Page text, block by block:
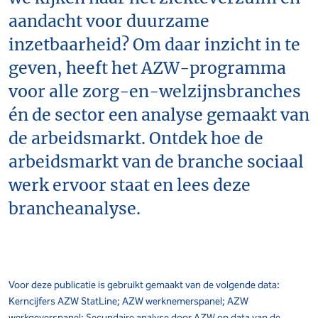
aandacht voor duurzame
inzetbaarheid? Om daar inzicht in te
geven, heeft het AZW-programma
voor alle zorg-en-welzijnsbranches
én de sector een analyse gemaakt van
de arbeidsmarkt. Ontdek hoe de
arbeidsmarkt van de branche sociaal
werk ervoor staat en lees deze
brancheanalyse.
Voor deze publicatie is gebruikt gemaakt van de volgende data:
Kerncijfers AZW StatLine; AZW werknemerspanel; AZW